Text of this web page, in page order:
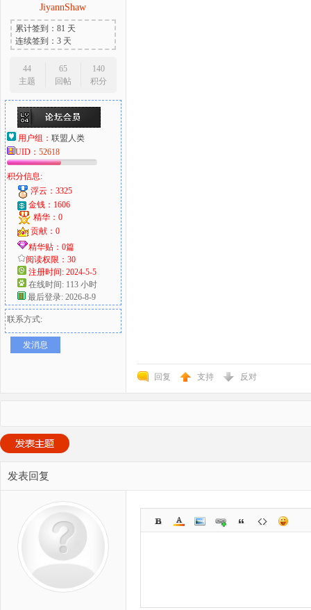
JiyannShaw
累计签到：81 天
连续签到：3 天
44
主题
65
回帖
140
积分
用户组： 联盟人类
UID： 52618
积分信息:
浮云：3325
金钱：1606
精华：0
贡献：0
精华贴：0篇
阅读权限：30
注册时间: 2024-5-5
在线时间: 113 小时
最后登录: 2026-8-9
联系方式:
发消息
回复 支持 反对
发表回复